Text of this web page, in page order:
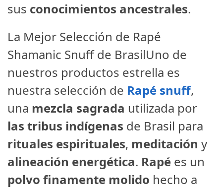
sus conocimientos ancestrales.
La Mejor Selección de Rapé
Shamanic Snuff de BrasilUno de
nuestros productos estrella es
nuestra selección de Rapé snuff,
una mezcla sagrada utilizada por
las tribus indígenas de Brasil para
rituales espirituales, meditación y
alineación energética. Rapé es un
polvo finamente molido hecho a